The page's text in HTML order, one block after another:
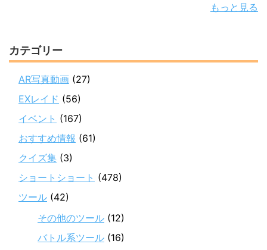
もっと見る
カテゴリー
AR写真動画 (27)
EXレイド (56)
イベント (167)
おすすめ情報 (61)
クイズ集 (3)
ショートショート (478)
ツール (42)
その他のツール (12)
バトル系ツール (16)